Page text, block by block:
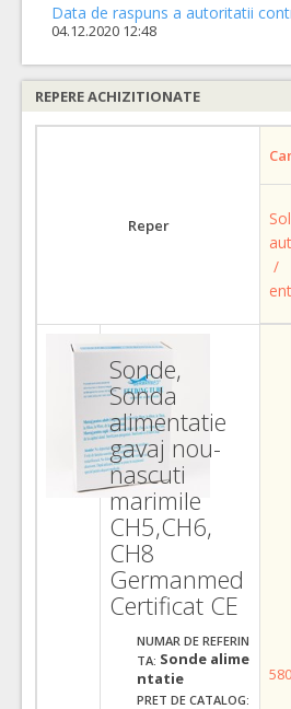
Data de raspuns a autoritatii
04.12.2020 12:48
REPERE ACHIZITIONATE
Reper
/
Sonde,
Sonda
alimentatie
gavaj nou-
nascuti
marimile
CH5,CH6,
CH8
Germanmed
Certificat CE
NUMAR DE REFERIN
TA: Sonde alime
ntatie
PRET DE CATALOG: